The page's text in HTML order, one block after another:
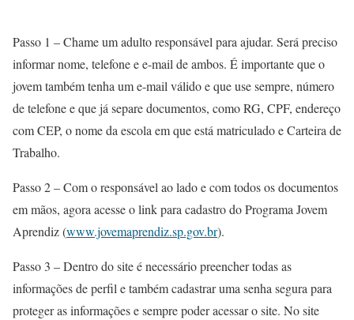
Passo 1 – Chame um adulto responsável para ajudar. Será preciso
informar nome, telefone e e-mail de ambos. É importante que o
jovem também tenha um e-mail válido e que use sempre, número
de telefone e que já separe documentos, como RG, CPF, endereço
com CEP, o nome da escola em que está matriculado e Carteira de
Trabalho.
Passo 2 – Com o responsável ao lado e com todos os documentos
em mãos, agora acesse o link para cadastro do Programa Jovem
Aprendiz (www.jovemaprendiz.sp.gov.br).
Passo 3 – Dentro do site é necessário preencher todas as
informações de perfil e também cadastrar uma senha segura para
proteger as informações e sempre poder acessar o site. No site